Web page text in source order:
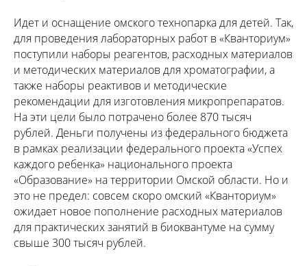
Идет и оснащение омского технопарка для детей. Так,
для проведения лабораторных работ в «Кванториум»
поступили наборы реагентов, расходных материалов
и методических материалов для хроматографии, а
также наборы реактивов и методические
рекомендации для изготовления микропрепаратов.
На эти цели было потрачено более 870 тысяч
рублей. Деньги получены из федерального бюджета
в рамках реализации федерального проекта «Успех
каждого ребенка» национального проекта
«Образование» на территории Омской области. Но и
это не предел: совсем скоро омский «Кванториум»
ожидает новое пополнение расходных материалов
для практических занятий в биоквантуме на сумму
свыше 300 тысяч рублей.